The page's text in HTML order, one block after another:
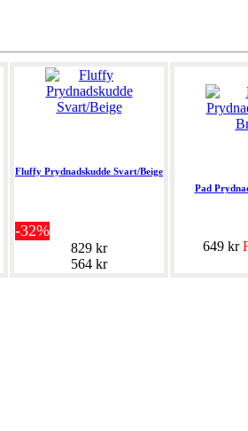
Fluffy Prydnadskudde Svart/Beige
-32%
829 kr
564 kr
Pad
649 kr